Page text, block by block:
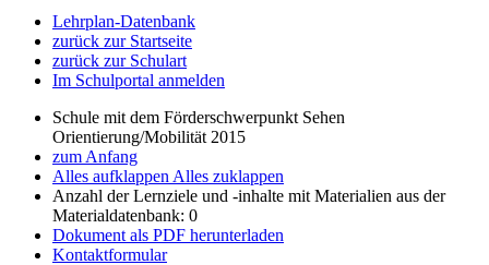
Lehrplan-Datenbank
zurück zur Startseite
zurück zur Schulart
Im Schulportal anmelden
Schule mit dem Förderschwerpunkt Sehen
Orientierung/Mobilität 2015
zum Anfang
Alles aufklappen Alles zuklappen
Anzahl der Lernziele und -inhalte mit Materialien aus der
Materialdatenbank: 0
Dokument als PDF herunterladen
Kontaktformular